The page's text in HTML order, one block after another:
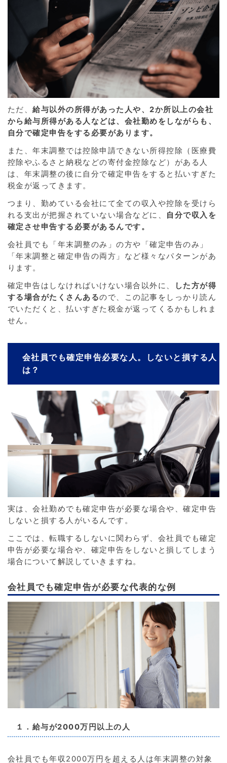
ただ、給与以外の所得があった人や、2か所以上の会社
から給与所得がある人などは、会社勤めをしながらも、
自分で確定申告をする必要があります。
また、年末調整では控除申請できない所得控除（医療費
控除やふるさと納税などの寄付金控除など）がある人
は、年末調整の後に自分で確定申告をすると払いすぎた
税金が返ってきます。
つまり、勤めている会社にて全ての収入や控除を受けら
れる支出が把握されていない場合などに、 自分で収入を
確定させ申告する必要があるんです。
会社員でも「年末調整のみ」の方や「確定申告のみ」
「年末調整と確定申告の両方」など様々なパターンがあ
ります。
確定申告はしなければいけない場合以外に、
した方が得
する場合がたくさんあるので、この記事をしっかり読ん
でいただくと、払いすぎた税金が返ってくるかもしれま
せん。
会社員でも確定申告必要な人。しないと損する人
は？
実は、会社勤めでも確定申告が必要な場合や、確定申告
しないと損する人がいるんです。
ここでは、転職するしないに関わらず、会社員でも確定
申告が必要な場合や、確定申告をしないと損してしまう
場合について解説していきますね。
会社員でも確定申告が必要な代表的な例
１．給与が2000万円以上の人
会社員でも年収2000万円を超える人は年末調整の対象